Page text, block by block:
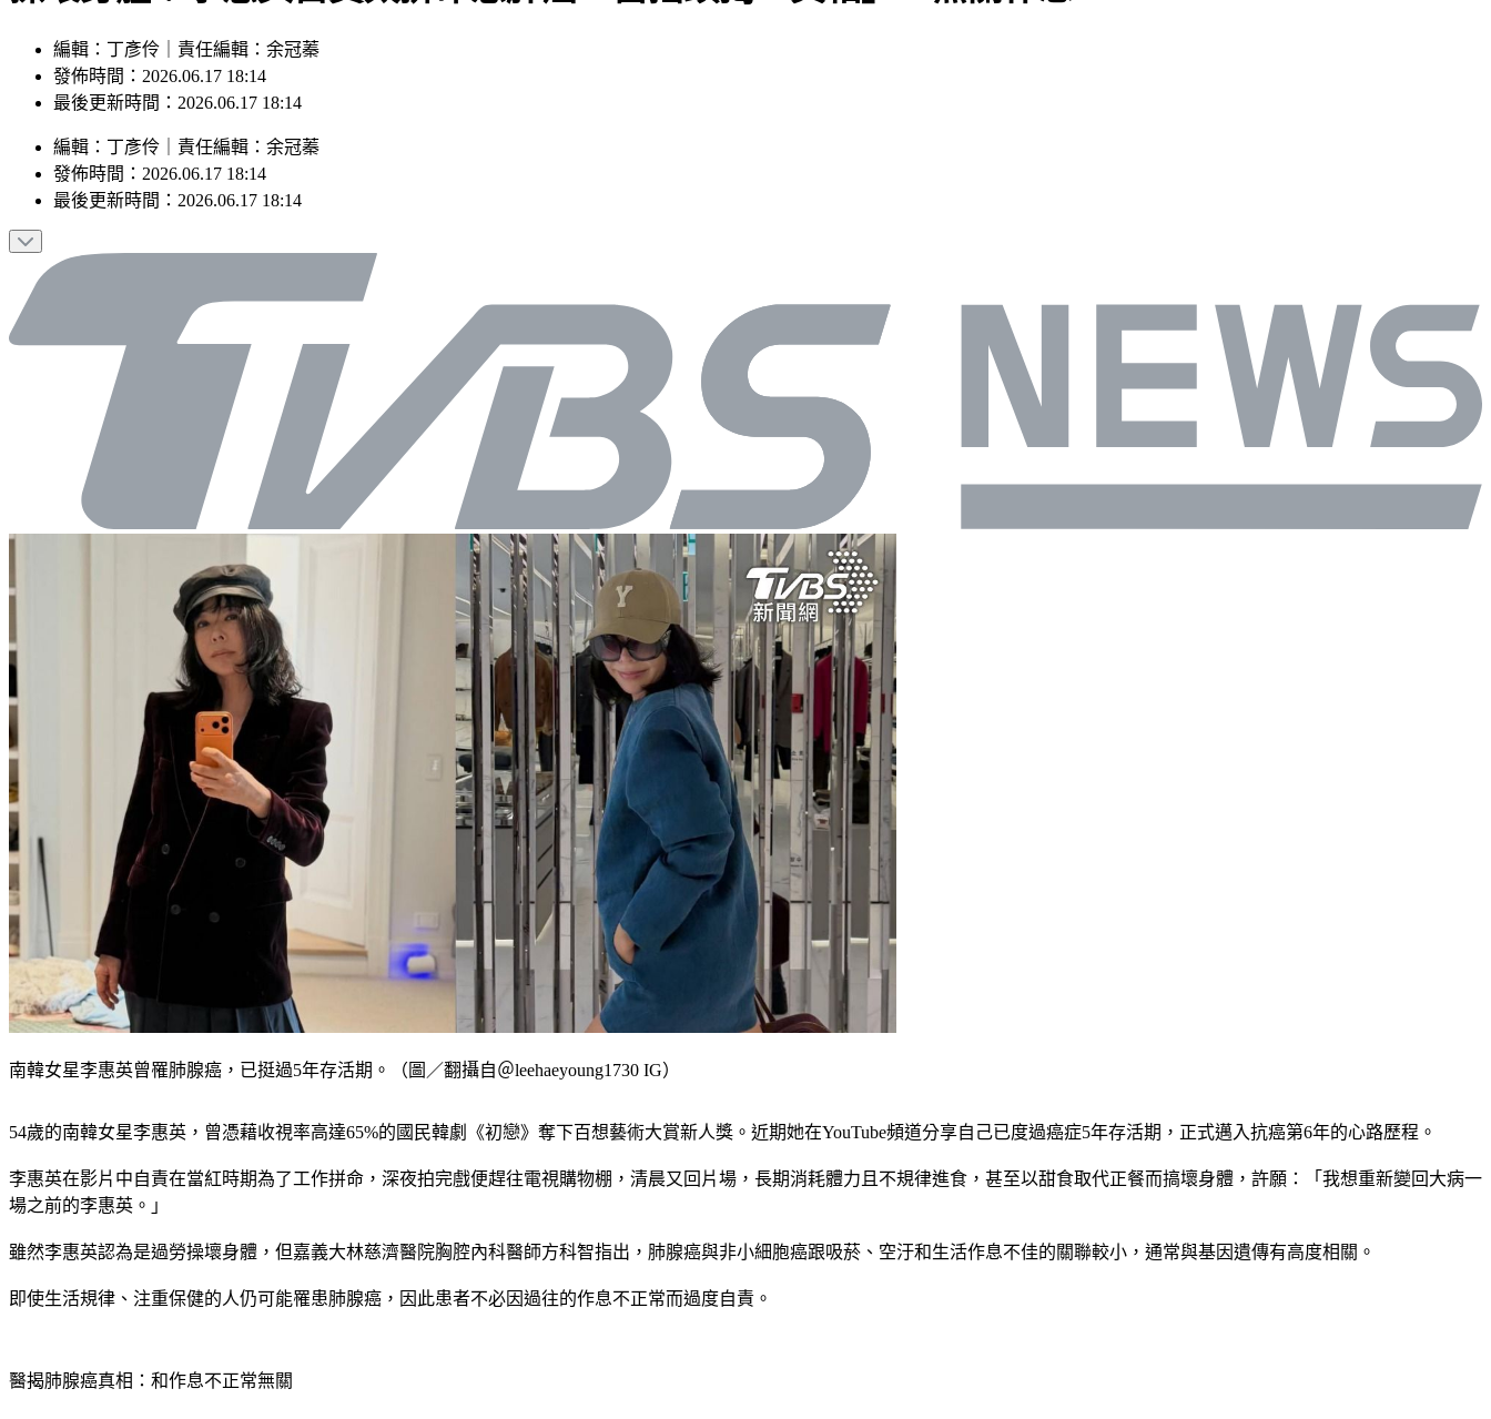
編輯：丁彥伶｜責任編輯：余冠蓁
發佈時間：2026.06.17 18:14
最後更新時間：2026.06.17 18:14
編輯 ： 丁彥伶 責任編輯 ： 余冠蓁
發佈時間： 2026.06.17 18:14
最後更新時間： 2026.06.17 18:14
南韓女星李惠英曾罹肺腺癌，已挺過5年存活期。（圖／翻攝自＠leehaeyoung1730 IG）
54歲的南韓女星李惠英，曾憑藉收視率高達65%的國民韓劇《初戀》奪下百想藝術大賞新人獎。近期她在YouTube頻道分享自己已度過癌症5年存活期，正式邁入抗癌第6年的心路歷程。
李惠英在影片中自責在當紅時期為了工作拼命，深夜拍完戲便趕往電視購物棚，清晨又回片場，長期消耗體力且不規律進食，甚至以甜食取代正餐而搞壞身體，許願：「我想重新變回大病一
場之前的李惠英。」
雖然李惠英認為是過勞操壞身體，但嘉義大林慈濟醫院胸腔內科醫師方科智指出，肺腺癌與非小細胞癌跟吸菸、空汙和生活作息不佳的關聯較小，通常與基因遺傳有高度相關。
即使生活規律、注重保健的人仍可能罹患肺腺癌，因此患者不必因過往的作息不正常而過度自責。
醫揭肺腺癌真相：和作息不正常無關